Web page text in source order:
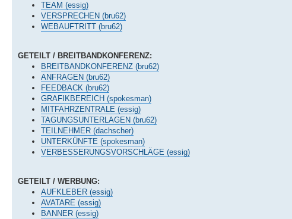
TEAM (essig)
VERSPRECHEN (bru62)
WEBAUFTRITT (bru62)
GETEILT / BREITBANDKONFERENZ:
BREITBANDKONFERENZ (bru62)
ANFRAGEN (bru62)
FEEDBACK (bru62)
GRAFIKBEREICH (spokesman)
MITFAHRZENTRALE (essig)
TAGUNGSUNTERLAGEN (bru62)
TEILNEHMER (dachscher)
UNTERKÜNFTE (spokesman)
VERBESSERUNGSVORSCHLÄGE (essig)
GETEILT / WERBUNG:
AUFKLEBER (essig)
AVATARE (essig)
BANNER (essig)